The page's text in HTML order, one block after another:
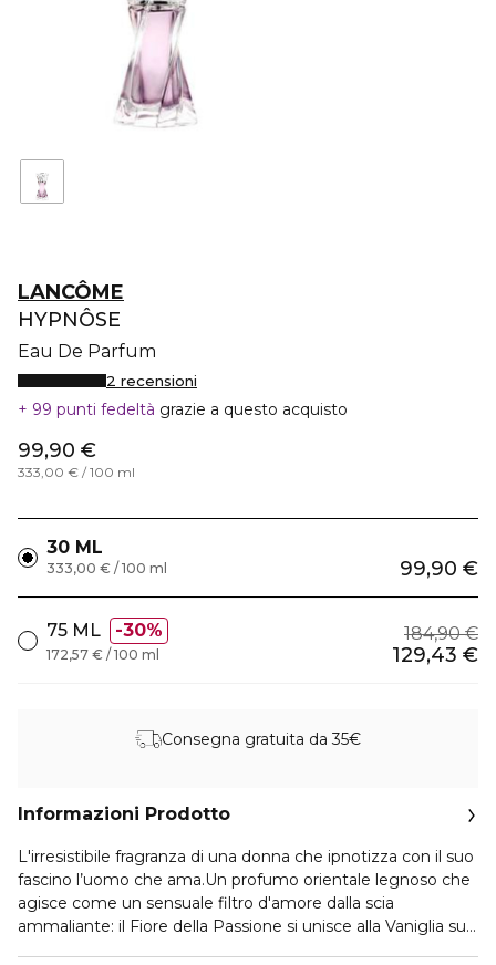
LANCÔME
HYPNÔSE
Eau De Parfum
2 recensioni
99 punti fedeltà grazie a questo acquisto
99,90 €
333,00 € / 100 ml
30 ML
99,90 €
333,00 € / 100 ml
75 ML 30% 184,90 €
129,43 €
172,57 € / 100 ml
Consegna gratuita da 35€
Informazioni Prodotto
L'irresistibile fragranza di una donna che ipnotizza con il suo
fascino l’uomo che ama.Un profumo orientale legnoso che
agisce come un sensuale filtro d'amore dalla scia
ammaliante: il Fiore della Passione si unisce alla Vaniglia su